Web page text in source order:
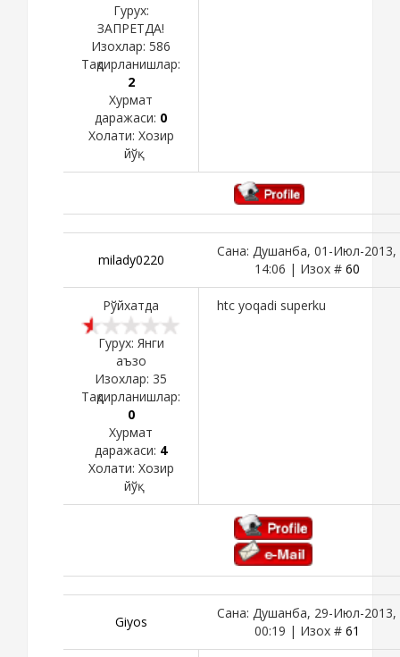
Гурух:
ЗАПРЕТДА!
Изохлар: 586
Тақдирланишлар:
2
Хурмат
даражаси: 0
Холати: Хозир
йўқ
milady0220
Сана: Душанба, 01-Июл-2013,
14:06 | Изох # 60
Рўйхатда
Гурух: Янги
аъзо
Изохлар: 35
Тақдирланишлар:
0
Хурмат
даражаси: 4
Холати: Хозир
йўқ
htc yoqadi superku
Giyos
Сана: Душанба, 29-Июл-2013,
00:19 | Изох # 61